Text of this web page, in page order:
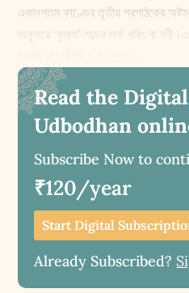
একাদশতম কাণ্ডের তৃতীয় প্রপাঠকের অষ্টম
অনুসারে ‘কুল্যা’ শব্দের অর্থ সরিৎ বা
Read the
Udbodhan
Subscribe Now to
₹120/year
Start Digital
Already Subscribed?